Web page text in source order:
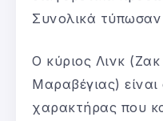
Συνολικά
Ο κύριος Λινκ
Μαραβέγιας)
χαρακτήρας που